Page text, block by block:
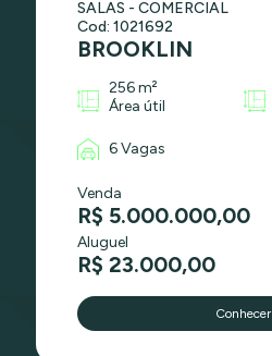
SALAS - COMERCIAL
Cod: 1021692
BROOKLIN
256 m²
Área útil
6 Vagas
Venda
R$ 5.000.000,00
Aluguel
R$ 23.000,00
Conhecer